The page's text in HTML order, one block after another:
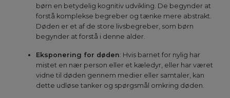
børn en betydelig kognitiv udvikling. De begynder at
forstå komplekse begreber og tænke mere abstrakt.
Døden er et af de store livsbegreber, som børn
begynder at forstå i denne alder.
Eksponering for døden: Hvis barnet for nylig har
mistet en nær person eller et kæledyr, eller har været
vidne til døden gennem medier eller samtaler, kan
dette udløse tanker og spørgsmål omkring døden.